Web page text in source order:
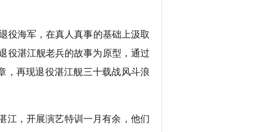
海军，在真人真事的基础上汲取
役湛江舰老兵的故事为原型，通过
，再现退役湛江舰三十载战风斗浪
，开展演艺特训一月有余，他们